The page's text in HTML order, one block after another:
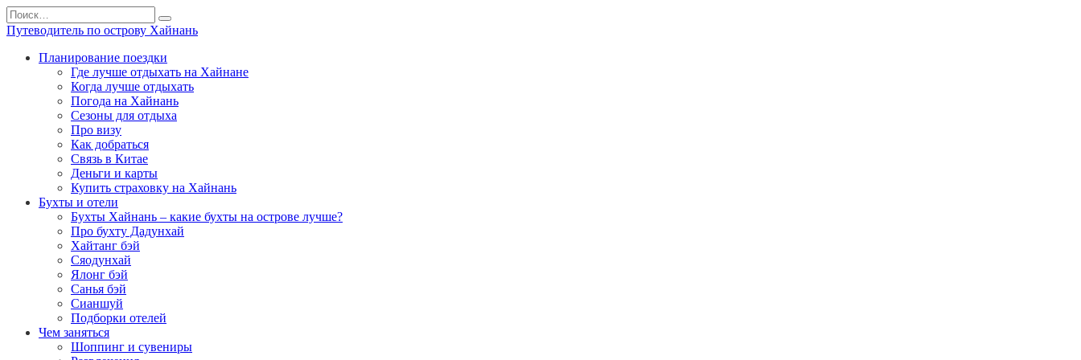
Перейти
к
содержанию
Search
for:
Путеводитель по острову Хайнань
Планирование поездки
Где лучше отдыхать на Хайнане
Когда лучше отдыхать
Погода на Хайнань
Сезоны для отдыха
Про визу
Как добраться
Связь в Китае
Деньги и карты
Купить страховку на Хайнань
Бухты и отели
Бухты Хайнань – какие бухты на острове лучше?
Про бухту Дадунхай
Хайтанг бэй
Сяодунхай
Ялонг бэй
Санья бэй
Сианшуй
Подборки отелей
Чем заняться
Шоппинг и сувениры